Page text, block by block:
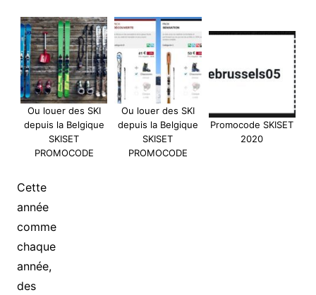
Ou louer des SKI
depuis la Belgique
SKISET
PROMOCODE
Ou louer des SKI
depuis la Belgique
SKISET
PROMOCODE
Promocode SKISET
2020
Cette
année
comme
chaque
année,
des